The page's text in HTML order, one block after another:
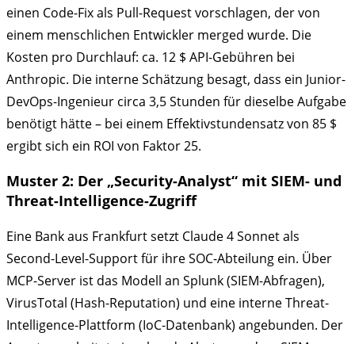
einen Code-Fix als Pull-Request vorschlagen, der von
einem menschlichen Entwickler merged wurde. Die
Kosten pro Durchlauf: ca. 12 $ API-Gebühren bei
Anthropic. Die interne Schätzung besagt, dass ein Junior-
DevOps-Ingenieur circa 3,5 Stunden für dieselbe Aufgabe
benötigt hätte – bei einem Effektivstundensatz von 85 $
ergibt sich ein ROI von Faktor 25.
Muster 2: Der „Security-Analyst“ mit SIEM- und
Threat-Intelligence-Zugriff
Eine Bank aus Frankfurt setzt Claude 4 Sonnet als
Second-Level-Support für ihre SOC-Abteilung ein. Über
MCP-Server ist das Modell an Splunk (SIEM-Abfragen),
VirusTotal (Hash-Reputation) und eine interne Threat-
Intelligence-Plattform (IoC-Datenbank) angebunden. Der